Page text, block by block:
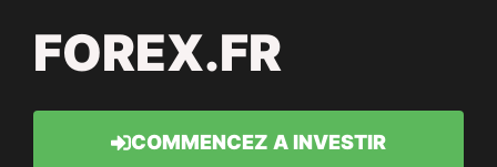
FOREX.FR
COMMENCEZ A INVESTIR